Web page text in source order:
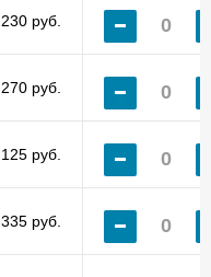
230 руб.
270 руб.
125 руб.
335 руб.